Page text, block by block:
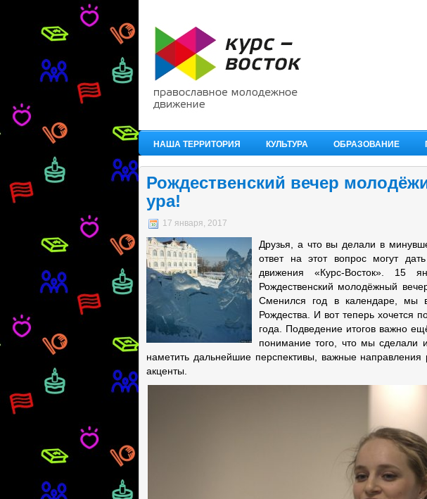
НАША ТЕРРИТОРИЯ КУЛЬТУРА ОБРАЗОВАНИЕ
Рождественский вечер
ура!
17 января, 2017
Друзья, а что вы делали в
ответ на этот вопрос могут
движения «Курс-Восток». 15
Рождественский молодёжный
Сменился год в календаре, мы
Рождества. И вот теперь хочется
года. Подведение итогов важно
понимание того, что мы сделали
наметить дальнейшие перспективы, важные направления
акценты.